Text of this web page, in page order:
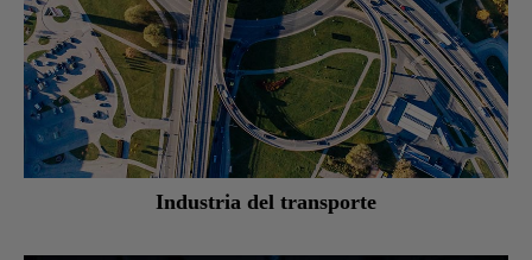
Industria del transporte